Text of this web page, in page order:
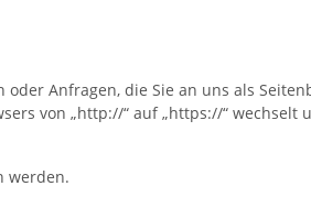
Anfragen, die Sie an uns als
von „http://“ auf „https://“ wechselt
werden.